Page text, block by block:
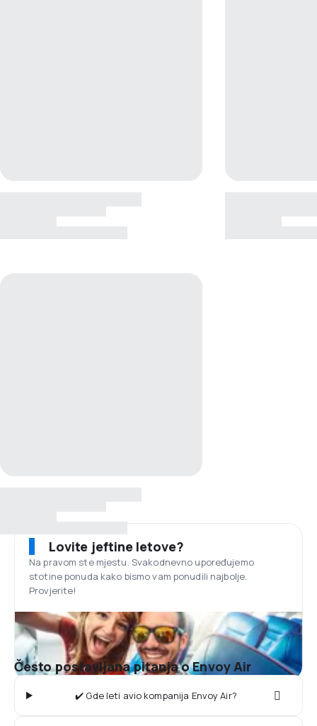
Lovite jeftine letove?
Na pravom ste mjestu. Svakodnevno upoređujemo
stotine ponuda kako bismo vam ponudili najbolje.
Provjerite!
Često postavljana pitanja o Envoy Air
✔️ Gde leti avio kompanija Envoy Air?